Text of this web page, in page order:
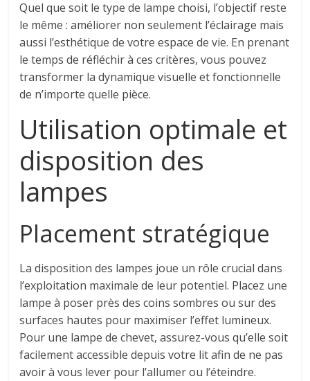
Quel que soit le type de lampe choisi, l’objectif reste
le même : améliorer non seulement l’éclairage mais
aussi l’esthétique de votre espace de vie. En prenant
le temps de réfléchir à ces critères, vous pouvez
transformer la dynamique visuelle et fonctionnelle
de n’importe quelle pièce.
Utilisation optimale et
disposition des
lampes
Placement stratégique
La disposition des lampes joue un rôle crucial dans
l’exploitation maximale de leur potentiel. Placez une
lampe à poser près des coins sombres ou sur des
surfaces hautes pour maximiser l’effet lumineux.
Pour une lampe de chevet, assurez-vous qu’elle soit
facilement accessible depuis votre lit afin de ne pas
avoir à vous lever pour l’allumer ou l’éteindre.